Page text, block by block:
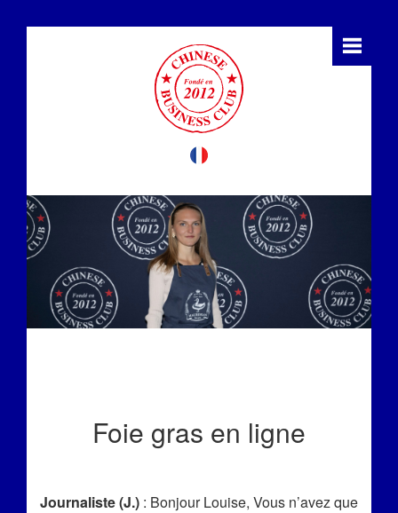
Foie gras en ligne
Journaliste (J.) : Bonjour Louise, Vous n’avez que